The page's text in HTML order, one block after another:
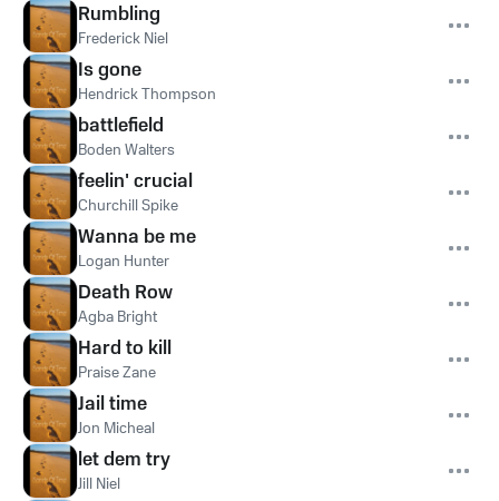
Rumbling
Frederick Niel
Is gone
Hendrick Thompson
battlefield
Boden Walters
feelin' crucial
Churchill Spike
Wanna be me
Logan Hunter
Death Row
Agba Bright
Hard to kill
Praise Zane
Jail time
Jon Micheal
let dem try
Jill Niel